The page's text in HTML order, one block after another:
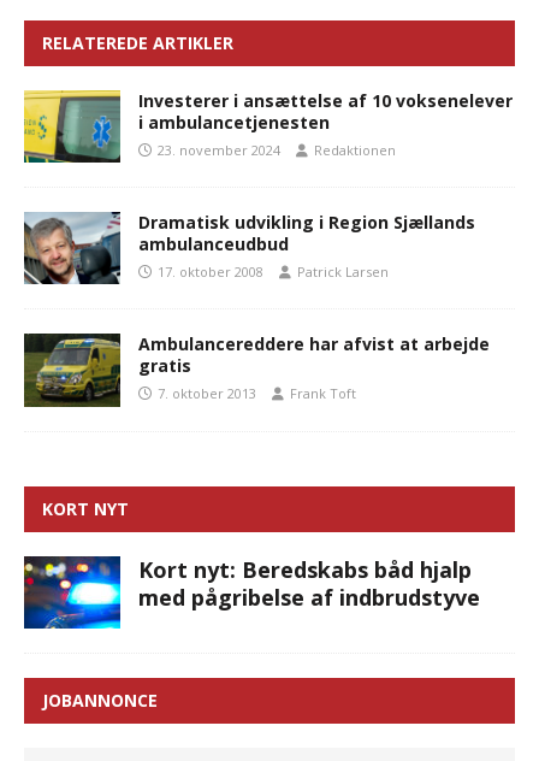
RELATEREDE ARTIKLER
Investerer i ansættelse af 10 voksenelever
i ambulancetjenesten
23. november 2024 Redaktionen
Dramatisk udvikling i Region Sjællands
ambulanceudbud
17. oktober 2008 Patrick Larsen
Ambulancereddere har afvist at arbejde
gratis
7. oktober 2013 Frank Toft
KORT NYT
Kort nyt: Beredskabs båd hjalp
med pågribelse af indbrudstyve
JOBANNONCE